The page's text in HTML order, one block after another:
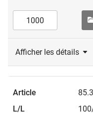
Afficher les détails